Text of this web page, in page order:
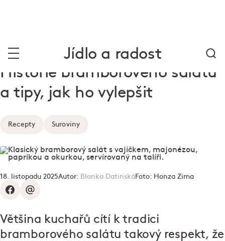
Jídlo a radost
Historie bramborového salátu
a tipy, jak ho vylepšit
Recepty Suroviny
18. listopadu 2025Autor: Blanka DatinskáFoto: Honza Zima
Většina kuchařů cítí k tradici
bramborového salátu takový respekt, že